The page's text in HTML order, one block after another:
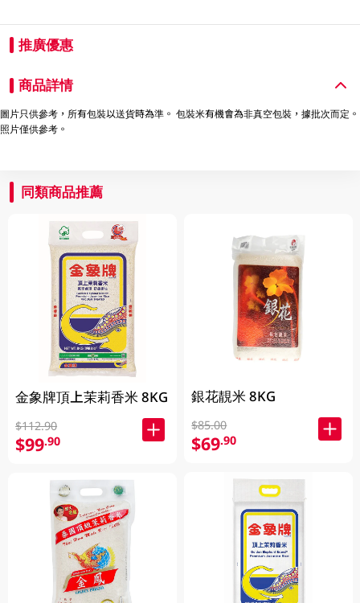
推廣優惠
商品詳情
圖片只供參考，所有包裝以送貨時為準。 包裝米有機會為非真空包裝，據批次而定。
照片僅供參考。
同類商品推薦
金象牌頂上茉莉香米 8KG
$112.90
$99.90
銀花靚米 8KG
$85.00
$69.90